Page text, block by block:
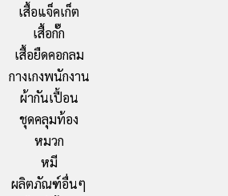
เสื้อแจ็คเก็ต
เสื้อกั๊ก
เสื้อยืดคอกลม
กางเกงพนักงาน
ผ้ากันเปื้อน
ชุดคลุมท้อง
หมวก
หมี
ผลิตภัณฑ์อื่นๆ